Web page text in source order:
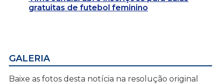
gratuitas de futebol feminino
GALERIA
Baixe as fotos desta notícia na resolução original